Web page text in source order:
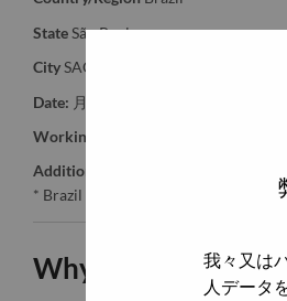
我々又は
人データ
State São Paulo
City SAO PAULO - SP
Date: 月曜日, 6月 1, 2026
Working Time:
Additional Locations
* Brazil - São Paulo - SAO PAULO - SP
Why Work at